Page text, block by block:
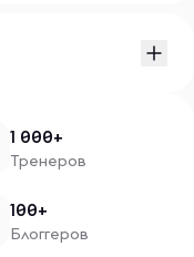
1 000+
Тренеров
100+
Блоггеров